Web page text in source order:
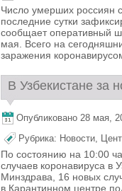
Число умерших россиян
последние сутки
сообщает оперативный
мая. Всего на
заражения
В Узбекистане за
Опубликовано 28 мая,
Рубрика: Новости,
По состоянию на 10:00
случаев коронавируса в
Минздрава, 16 новых
в Карантинном центре